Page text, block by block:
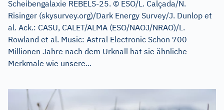
Scheibengalaxie REBELS-25. © ESO/L. Calçada/N.
Risinger (skysurvey.org)/Dark Energy Survey/J. Dunlop et
al. Ack.: CASU, CALET/ALMA (ESO/NAOJ/NRAO)/L.
Rowland et al. Music: Astral Electronic Schon 700
Millionen Jahre nach dem Urknall hat sie ähnliche
Merkmale wie unsere...